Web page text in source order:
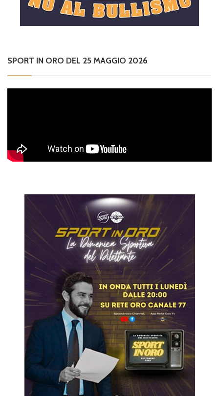
SPORT IN ORO DEL 25 MAGGIO 2026